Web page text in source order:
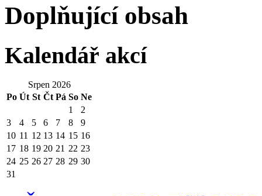
Doplňující obsah
Kalendář akcí
Srpen 2026
Po Út St Čt Pá So Ne
1
2
3
4 5 6 7 8
9
10 11 12 13 14 15 16
17 18 19 20 21 22 23
24 25 26 27 28 29 30
31